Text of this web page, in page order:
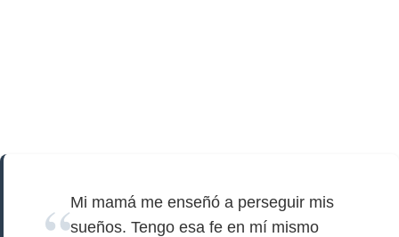
Mi mamá me enseñó a perseguir mis
sueños. Tengo esa fe en mí mismo